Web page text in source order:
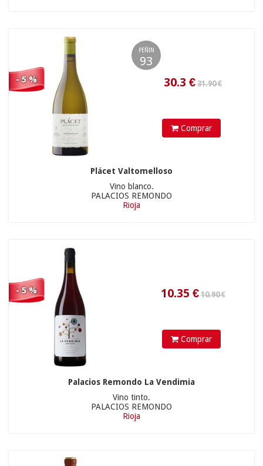
- 5 %
PEÑIN
93
Comprar
Plácet Valtomelloso
Vino blanco.
PALACIOS REMONDO
Rioja
- 5 %
10.35€
Comprar
Palacios Remondo La Vendimia
Vino tinto.
PALACIOS REMONDO
Rioja
17.90 €